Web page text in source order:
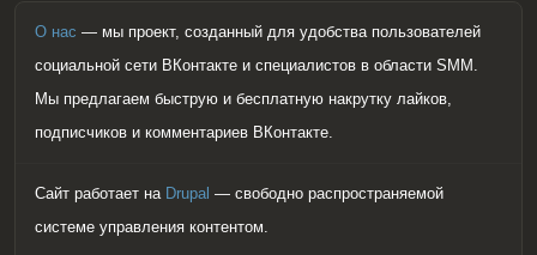
О нас — мы проект, созданный для удобства пользователей
социальной сети ВКонтакте и специалистов в области SMM.
Мы предлагаем быструю и бесплатную накрутку лайков,
подписчиков и комментариев ВКонтакте.
Сайт работает на Drupal — свободно распространяемой
системе управления контентом.